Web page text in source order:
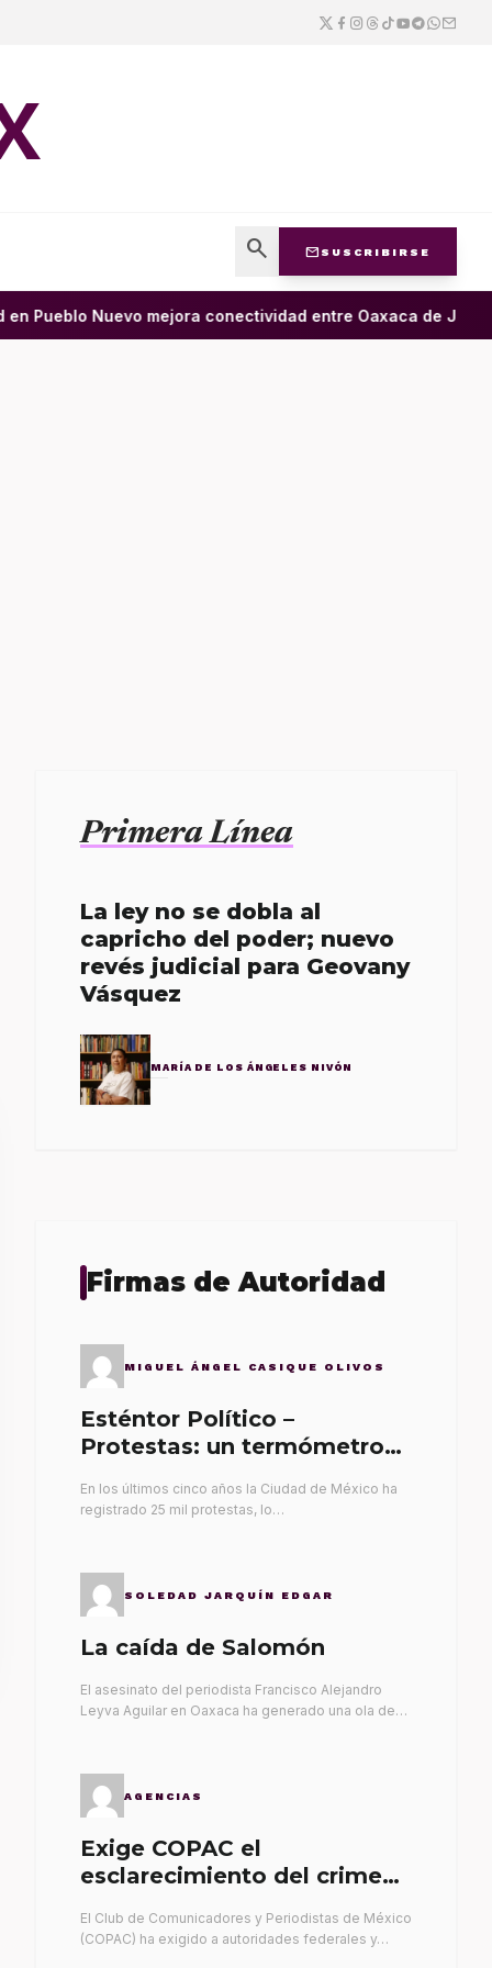
search mail SUSCRIBIRSE
Pueblo Nuevo mejora conectividad entre Oaxaca de Juárez
Primera Línea
La ley no se dobla al
capricho del poder; nuevo
revés judicial para Geovany
Vásquez
MARÍA DE LOS ÁNGELES NIVÓN
Firmas de Autoridad
MIGUEL ÁNGEL CASIQUE OLIVOS
Esténtor Político –
Protestas: un termómetro
En los últimos cinco años la Ciudad de México ha
registrado 25 mil protestas, lo…
SOLEDAD JARQUÍN EDGAR
La caída de Salomón
El asesinato del periodista Francisco Alejandro
Leyva Aguilar en Oaxaca ha generado una ola de…
AGENCIAS
Exige COPAC el
esclarecimiento del crimen
El Club de Comunicadores y Periodistas de México
(COPAC) ha exigido a autoridades federales y…